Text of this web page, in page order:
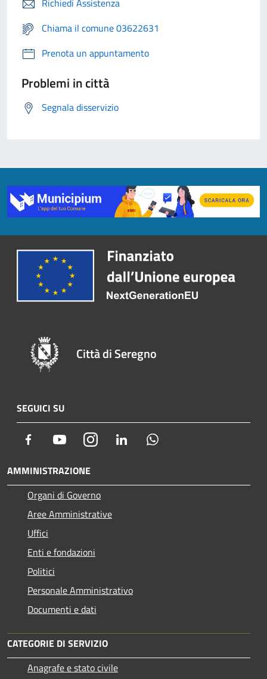
Richiedi Assistenza
Chiama il comune 03622631
Prenota un appuntamento
Problemi in città
Segnala disservizio
Città di Seregno
SEGUICI SU
Facebook YoutubeInstagram LinkedIn
AMMINISTRAZIONE
Organi di Governo
Aree Amministrative
Uffici
Enti e fondazioni
Politici
Personale Amministrativo
Documenti e dati
CATEGORIE DI SERVIZIO
Anagrafe e stato civile